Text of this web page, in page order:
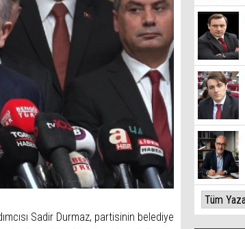
Sadir Durmaz, partisinin belediye